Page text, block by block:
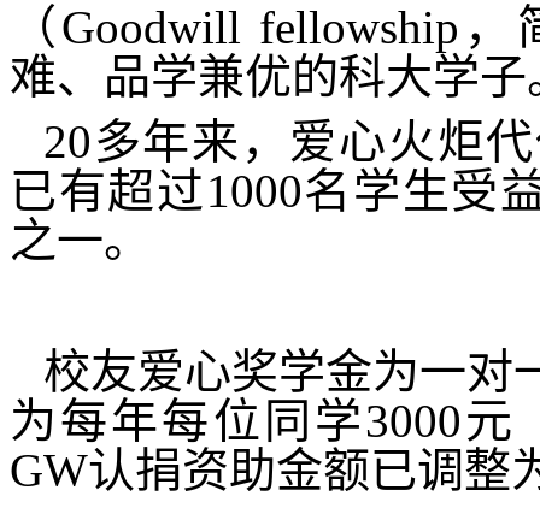
（ Goodwill fellowship ，
难、品学兼优的科大学子
20多年来，爱心火炬
已有超过1000名学生受
之一。
校友爱心奖学金为一对
为每年每位同学3000元
GW认捐资助金额已调整